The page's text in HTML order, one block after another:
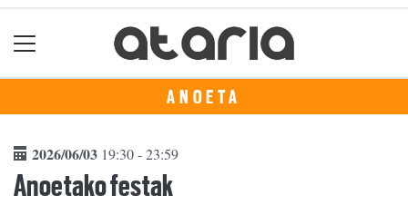
ANOETA
2026/06/03 19:30 - 23:59
Anoetako festak